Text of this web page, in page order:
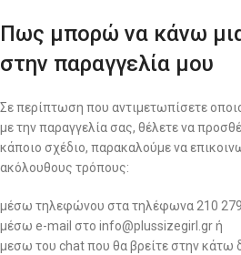
Πως μπορώ να κάνω
στην παραγγελία μου
Σε περίπτωση που αντιμετωπίσετε
με την παραγγελία σας, θέλετε να
κάποιο σχέδιο, παρακαλούμε να
ακόλουθους τρόπους:
μέσω τηλεφώνου στα τηλέφωνα 210
μέσω e-mail στο info@plussizegirl.gr ή
μεσω του chat που θα βρείτε στην κάτω